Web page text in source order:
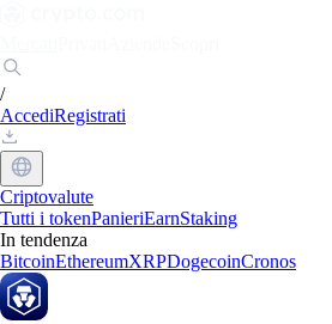
/
AccediRegistrati
Criptovalute
Tutti i tokenPanieriEarnStaking
In tendenza
BitcoinEthereumXRPDogecoinCronos